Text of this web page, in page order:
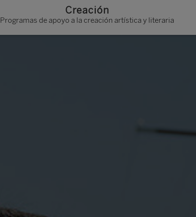
Creación
Programas de apoyo a la creación artística y literaria